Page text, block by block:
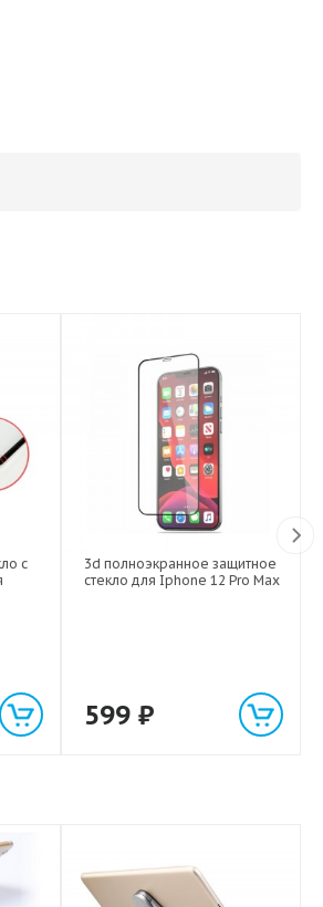
с
3d полноэкранное защитное
стекло для Iphone 12 Pro Max
599 ₽